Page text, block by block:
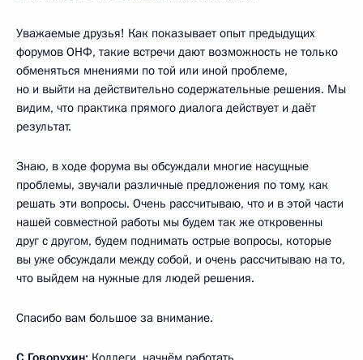
Уважаемые друзья! Как показывает опыт предыдущих
форумов ОНФ, такие встречи дают возможность не только
обменяться мнениями по той или иной проблеме,
но и выйти на действительно содержательные решения. Мы
видим, что практика прямого диалога действует и даёт
результат.
Знаю, в ходе форума вы обсуждали многие насущные
проблемы, звучали различные предложения по тому, как
решать эти вопросы. Очень рассчитываю, что и в этой части
нашей совместной работы мы будем так же откровенны
друг с другом, будем поднимать острые вопросы, которые
вы уже обсуждали между собой, и очень рассчитываю на то,
что выйдем на нужные для людей решения.
Спасибо вам большое за внимание.